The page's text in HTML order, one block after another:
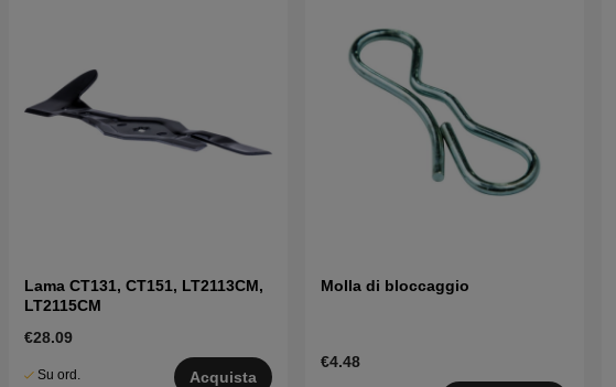
Lama CT131, CT151, LT2113CM,
LT2115CM
€28.09
Su ord.
Acquista
Molla di bloccaggio
€4.48